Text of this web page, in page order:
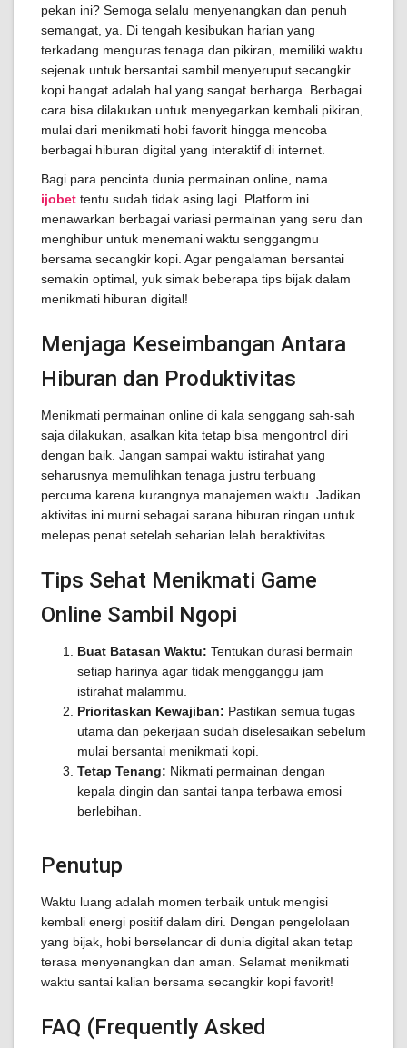
pekan ini? Semoga selalu menyenangkan dan penuh
semangat, ya. Di tengah kesibukan harian yang
terkadang menguras tenaga dan pikiran, memiliki waktu
sejenak untuk bersantai sambil menyeruput secangkir
kopi hangat adalah hal yang sangat berharga. Berbagai
cara bisa dilakukan untuk menyegarkan kembali pikiran,
mulai dari menikmati hobi favorit hingga mencoba
berbagai hiburan digital yang interaktif di internet.
Bagi para pencinta dunia permainan online, nama
ijobet tentu sudah tidak asing lagi. Platform ini
menawarkan berbagai variasi permainan yang seru dan
menghibur untuk menemani waktu senggangmu
bersama secangkir kopi. Agar pengalaman bersantai
semakin optimal, yuk simak beberapa tips bijak dalam
menikmati hiburan digital!
Menjaga Keseimbangan Antara
Hiburan dan Produktivitas
Menikmati permainan online di kala senggang sah-sah
saja dilakukan, asalkan kita tetap bisa mengontrol diri
dengan baik. Jangan sampai waktu istirahat yang
seharusnya memulihkan tenaga justru terbuang
percuma karena kurangnya manajemen waktu. Jadikan
aktivitas ini murni sebagai sarana hiburan ringan untuk
melepas penat setelah seharian lelah beraktivitas.
Tips Sehat Menikmati Game
Online Sambil Ngopi
Buat Batasan Waktu: Tentukan durasi bermain
setiap harinya agar tidak mengganggu jam
istirahat malammu.
Prioritaskan Kewajiban: Pastikan semua tugas
utama dan pekerjaan sudah diselesaikan sebelum
mulai bersantai menikmati kopi.
Tetap Tenang: Nikmati permainan dengan
kepala dingin dan santai tanpa terbawa emosi
berlebihan.
Penutup
Waktu luang adalah momen terbaik untuk mengisi
kembali energi positif dalam diri. Dengan pengelolaan
yang bijak, hobi berselancar di dunia digital akan tetap
terasa menyenangkan dan aman. Selamat menikmati
waktu santai kalian bersama secangkir kopi favorit!
FAQ (Frequently Asked